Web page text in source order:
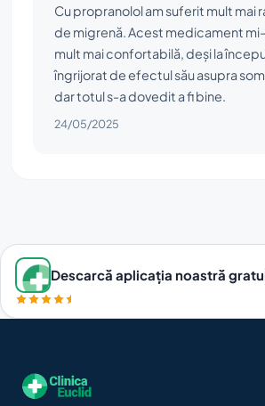
Cu propranolol am suferit mult mai
de migrenă. Acest medicament
mult mai confortabilă, deși la
îngrijorat de efectul său asupra
dar totul s-a dovedit a fi bine.
24/05/2025
Descarcă aplicația noastră